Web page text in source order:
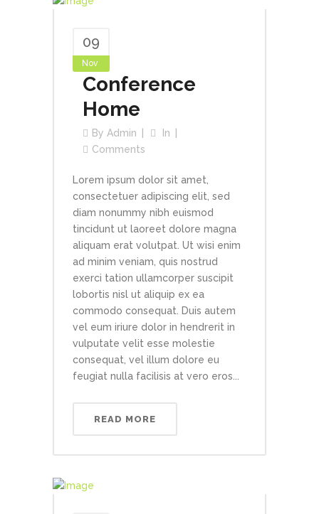
09
Nov
Conference
Home
By Admin
In
Comments
Lorem ipsum dolor sit amet,
consectetuer adipiscing elit, sed
diam nonummy nibh euismod
tincidunt ut laoreet dolore magna
aliquam erat volutpat. Ut wisi enim
ad minim veniam, quis nostrud
exerci tation ullamcorper suscipit
lobortis nisl ut aliquip ex ea
commodo consequat. Duis autem
vel eum iriure dolor in hendrerit in
vulputate velit esse molestie
consequat, vel illum dolore eu
feugiat nulla facilisis at vero eros...
READ MORE